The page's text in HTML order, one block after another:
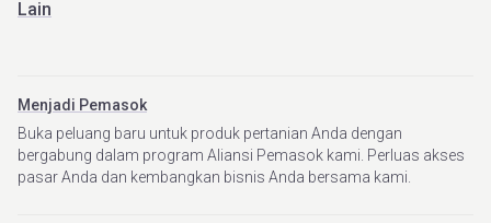
Lain
Menjadi Pemasok
Buka peluang baru untuk produk pertanian Anda dengan
bergabung dalam program Aliansi Pemasok kami. Perluas akses
pasar Anda dan kembangkan bisnis Anda bersama kami.